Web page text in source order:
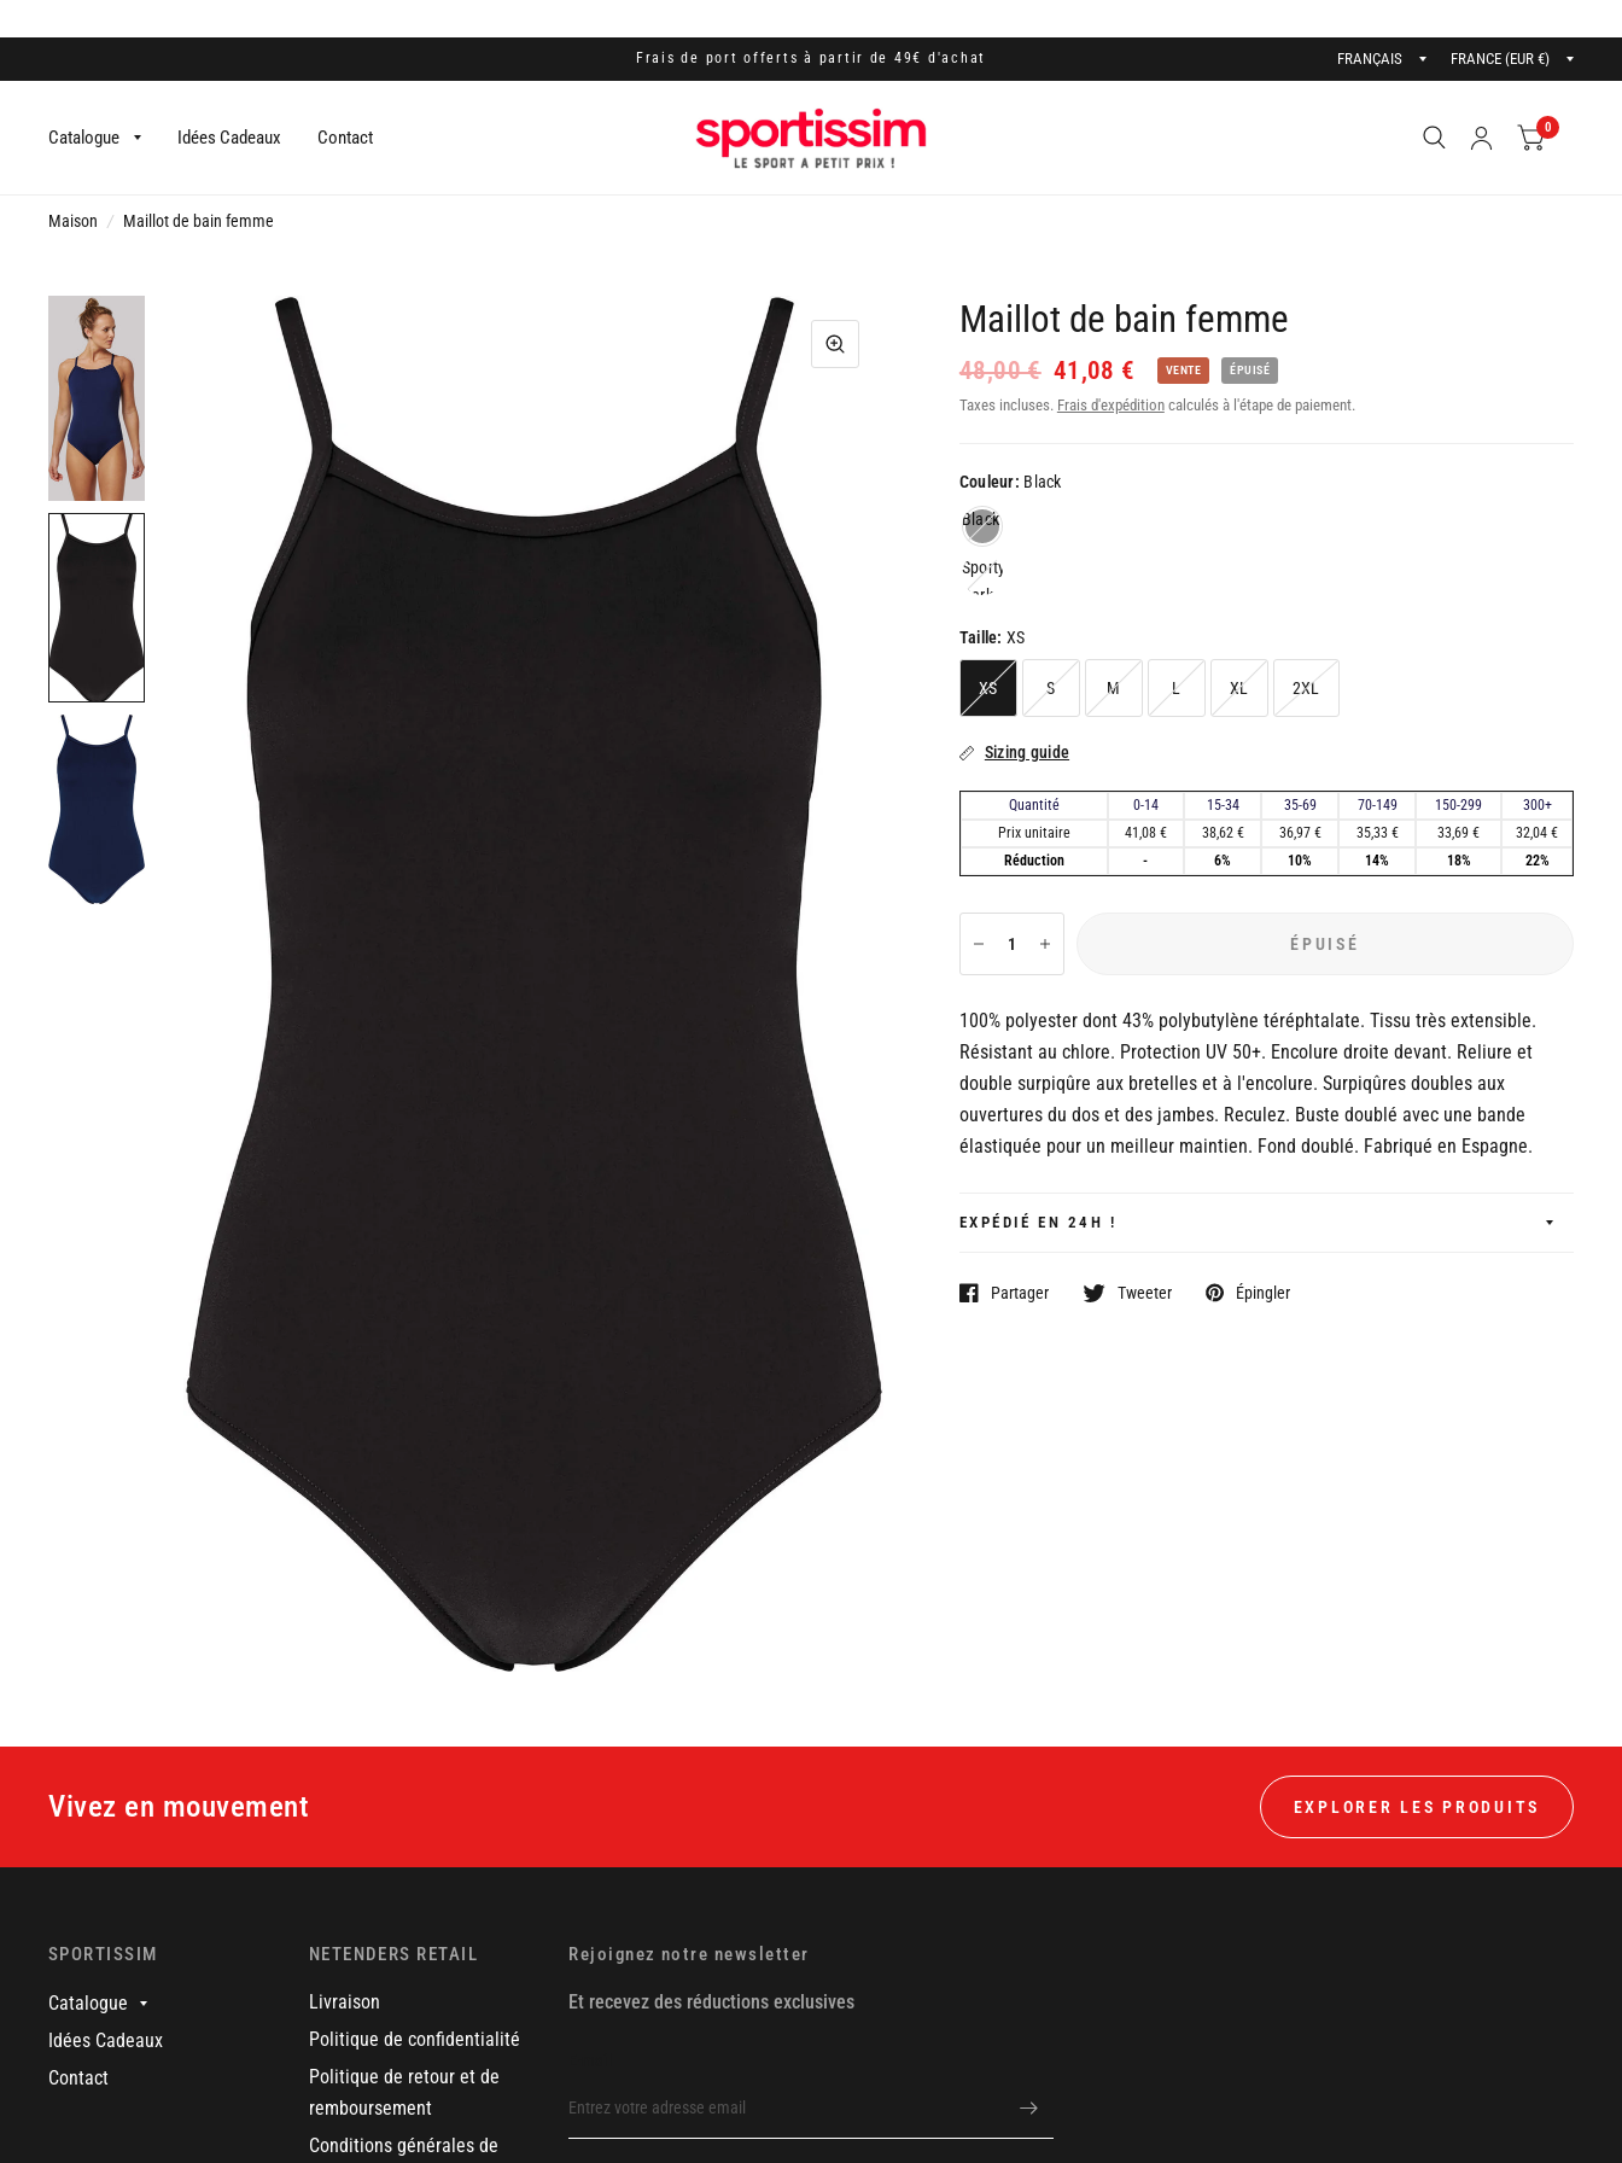
Frais de port offerts à partir de 49€ d'achat
Catalogue Idées Cadeaux Contact 0
Maison / Maillot de bain femme
Maillot de bain femme
48,00 € 41,08 € VENTE ÉPUISÉ
Taxes incluses. Frais d'expéditioncalculés à l'étape de paiement.
Couleur: Black
Black
Sporty
Dark
Taille: XS
XS S M L XL 2XL
Sizing guide
Quantité 0-14 15-34 35-69 70-149 150-299
300+
Prix unitaire
41,08 € 38,62 € 36,97 € 35,33 € 33,69 €
32,04 €
Réduction
- 6% 10% 14% 18% 22%
ÉPUISÉ
100% polyester dont 43% polybutylène téréphtalate. Tissu très extensible.
Résistant au chlore. Protection UV 50+. Encolure droite devant. Reliure et
double surpiqûre aux bretelles et à l'encolure. Surpiqûres doubles aux
ouvertures du dos et des jambes. Reculez. Buste doublé avec une bande
élastiquée pour un meilleur maintien. Fond doublé. Fabriqué en Espagne.
EXPÉDIÉ EN 24H !
Partager Tweeter Épingler
Vivez en mouvement EXPLORER LES PRODUITS
SPORTISSIM
Catalogue
Idées Cadeaux
Contact
NETENDERS RETAIL
Livraison
Politique de confidentialité
Politique de retour et de
remboursement
Conditions générales de
Rejoignez notre newsletter
Et recevez des réductions exclusives